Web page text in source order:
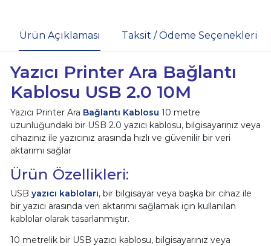
Ürün Açıklaması Taksit / Ödeme Seçenekleri
Yazıcı Printer Ara Bağlantı
Kablosu USB 2.0 10M
Yazıcı Printer Ara Bağlantı Kablosu 10 metre
uzunluğundaki bir USB 2.0 yazıcı kablosu, bilgisayarınız veya
cihazınız ile yazıcınız arasında hızlı ve güvenilir bir veri
aktarımı sağlar
Ürün Özellikleri:
USB yazıcı kabloları, bir bilgisayar veya başka bir cihaz ile
bir yazıcı arasında veri aktarımı sağlamak için kullanılan
kablolar olarak tasarlanmıştır.
10 metrelik bir USB yazıcı kablosu, bilgisayarınız veya